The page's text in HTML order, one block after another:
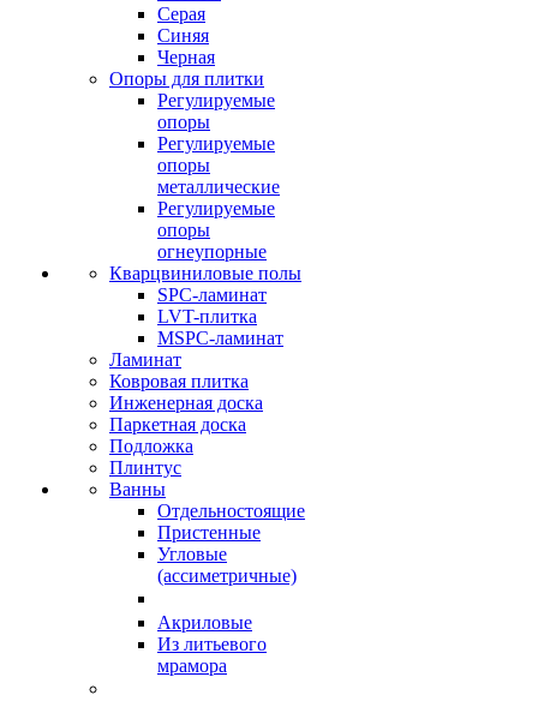
Серая
Синяя
Черная
Опоры для плитки
Регулируемые
опоры
Регулируемые
опоры
металлические
Регулируемые
опоры
огнеупорные
Кварцвиниловые полы
SPC-ламинат
LVT-плитка
MSPC-ламинат
Ламинат
Ковровая плитка
Инженерная доска
Паркетная доска
Подложка
Плинтус
Ванны
Отдельностоящие
Пристенные
Угловые
(ассиметричные)
Акриловые
Из литьевого
мрамора